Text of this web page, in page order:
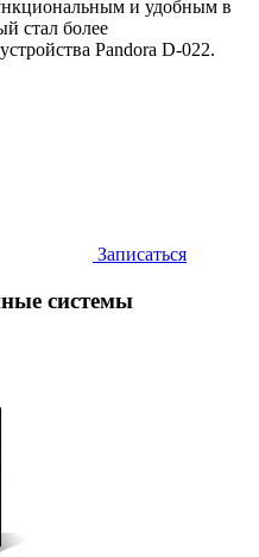
и удобным в
стал более
Pandora D-022.
Записаться
системы